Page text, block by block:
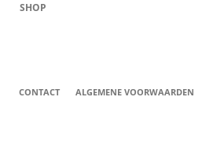
SHOP
CONTACT ALGEMENE VOORWAARDEN